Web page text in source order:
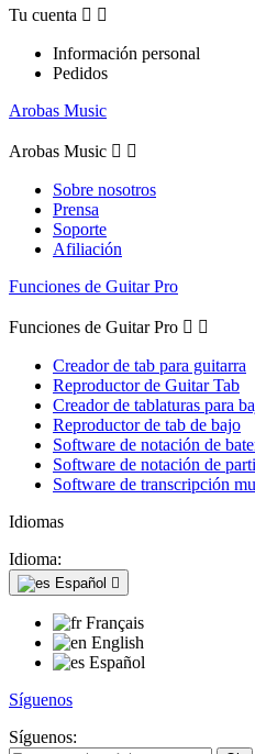
Tu cuenta  
Información personal
Pedidos
Arobas Music
Arobas Music  
Sobre nosotros
Prensa
Soporte
Afiliación
Funciones de Guitar Pro
Funciones de Guitar Pro  
Creador de tab para guitarra
Reproductor de Guitar Tab
Creador de tablaturas para
Reproductor de tab de bajo
Software de notación de
Software de notación de
Software de transcripción
Idiomas
Idioma:
Español 
Français
English
Español
Síguenos
Síguenos: